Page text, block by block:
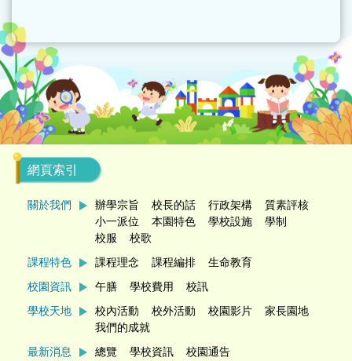
網頁索引
關於我們 辦學宗旨 校長的話 行政架構
質素評核
小一派位
本園特色 學校設施
學制
校服
校歌
課程特色
課程理念 課程編排
生命教育
校園資訊
午膳 學校費用
校訊
學校天地
校內活動 校外活動 校園影片
家長園地
我們的成就
最新消息
總覽 學校資訊 校園通告